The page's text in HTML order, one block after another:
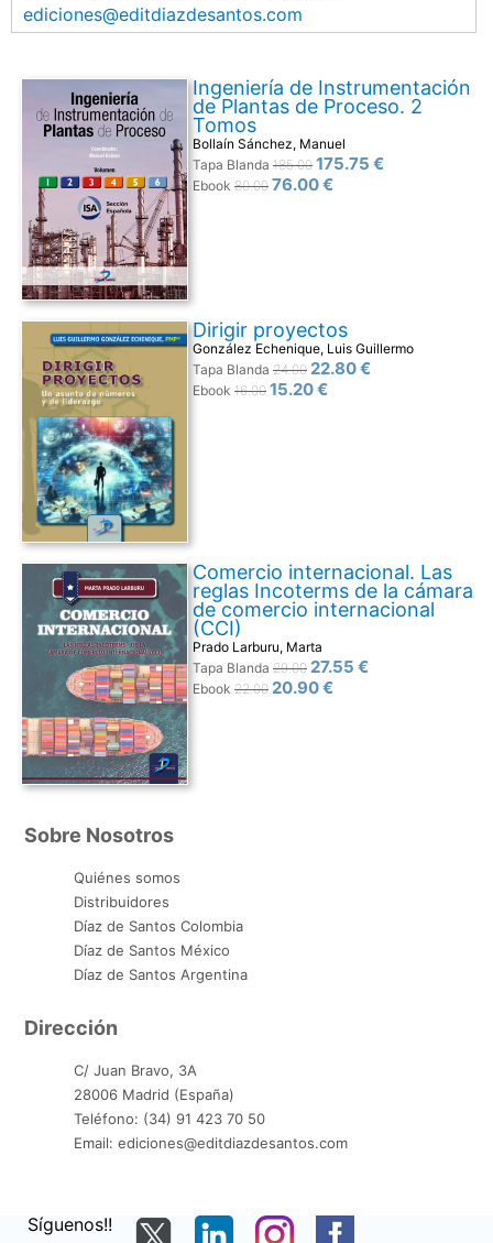
ediciones@editdiazdesantos.com
Ingeniería de Instrumentación
de Plantas de Proceso. 2
Tomos
Bollaín Sánchez, Manuel
Tapa Blanda 185.00 175.75 €
Ebook 80.00 76.00 €
Dirigir proyectos
González Echenique, Luis Guillermo
Tapa Blanda 24.00 22.80 €
Ebook 16.00 15.20 €
Comercio internacional. Las
reglas Incoterms de la cámara
de comercio internacional
(CCI)
Prado Larburu, Marta
Tapa Blanda 29.00 27.55 €
Ebook 22.00 20.90 €
Sobre Nosotros
Quiénes somos
Distribuidores
Díaz de Santos Colombia
Díaz de Santos México
Díaz de Santos Argentina
Dirección
C/ Juan Bravo, 3A
28006 Madrid (España)
Teléfono: (34) 91 423 70 50
Email: ediciones@editdiazdesantos.com
Síguenos!!